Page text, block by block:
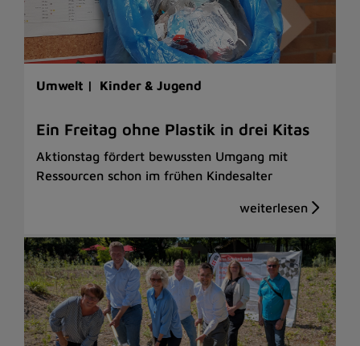
Umwelt | Kinder & Jugend
Ein Freitag ohne Plastik in drei Kitas
Aktionstag fördert bewussten Umgang mit
Ressourcen schon im frühen Kindesalter